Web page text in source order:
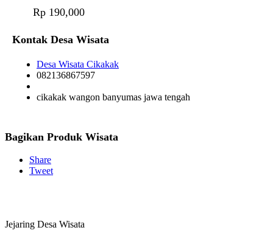
Rp 190,000
Kontak Desa Wisata
Desa Wisata Cikakak
082136867597
cikakak wangon banyumas jawa tengah
Bagikan Produk Wisata
Share
Tweet
Jejaring Desa Wisata